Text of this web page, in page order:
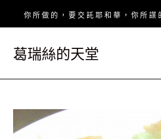
你 所 做 的 ， 要 交 託 耶 和 華 ， 你 所 謀
葛瑞絲的天堂